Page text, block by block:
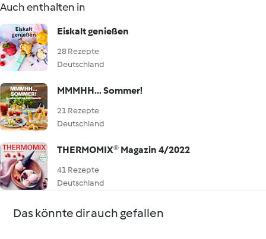
Auch enthalten in
Eiskalt genießen
28 Rezepte
Deutschland
MMMHH... Sommer!
21 Rezepte
Deutschland
THERMOMIX® Magazin 4/2022
41 Rezepte
Deutschland
Das könnte dir auch gefallen